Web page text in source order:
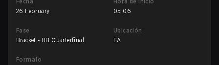
26 February
05:06
Fase
Bracket - UB Quarterfinal
Ubicación
EA
Formato